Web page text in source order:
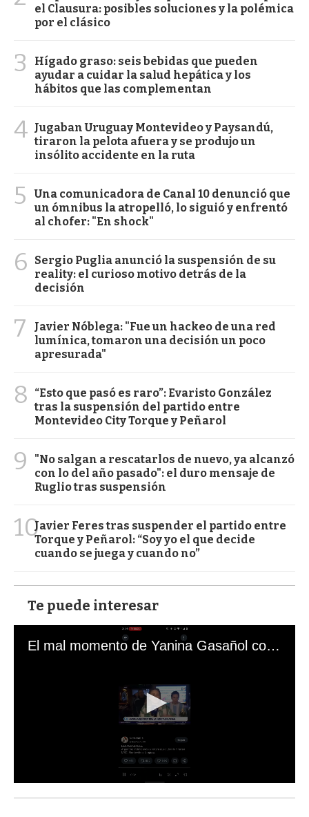
el Clausura: posibles soluciones y la polémica
por el clásico
3
Hígado graso: seis bebidas que pueden
ayudar a cuidar la salud hepática y los
hábitos que las complementan
4 Jugaban Uruguay Montevideo y Paysandú,
tiraron la pelota afuera y se produjo un
insólito accidente en la ruta
5
Una comunicadora de Canal 10 denunció que
un ómnibus la atropelló, lo siguió y enfrentó
al chofer: "En shock"
6
Sergio Puglia anunció la suspensión de su
reality: el curioso motivo detrás de la
decisión
7
Javier Nóblega: "Fue un hackeo de una red
lumínica, tomaron una decisión un poco
apresurada"
8
“Esto que pasó es raro”: Evaristo González
tras la suspensión del partido entre
Montevideo City Torque y Peñarol
9
"No salgan a rescatarlos de nuevo, ya alcanzó
con lo del año pasado": el duro mensaje de
Ruglio tras suspensión
10Javier Feres tras suspender el partido entre
Torque y Peñarol: “Soy yo el que decide
cuando se juega y cuando no”
Te puede interesar
El mal momento de Yanina Gasañol con un hincha argentino en "Subrayado"
s